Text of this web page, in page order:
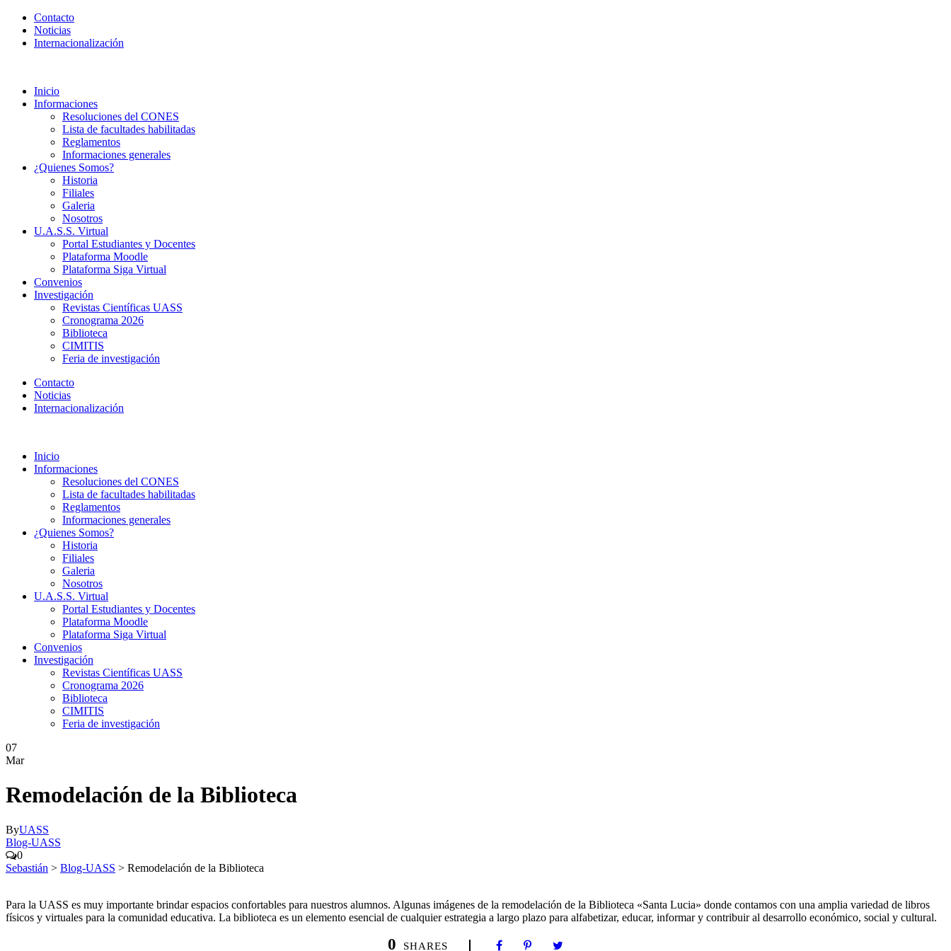
Contacto
Noticias
Internacionalización
Inicio
Informaciones
Resoluciones del CONES
Lista de facultades habilitadas
Reglamentos
Informaciones generales
¿Quienes Somos?
Historia
Filiales
Galeria
Nosotros
U.A.S.S. Virtual
Portal Estudiantes y Docentes
Plataforma Moodle
Plataforma Siga Virtual
Convenios
Investigación
Revistas Científicas UASS
Cronograma 2026
Biblioteca
CIMITIS
Feria de investigación
Contacto
Noticias
Internacionalización
Inicio
Informaciones
Resoluciones del CONES
Lista de facultades habilitadas
Reglamentos
Informaciones generales
¿Quienes Somos?
Historia
Filiales
Galeria
Nosotros
U.A.S.S. Virtual
Portal Estudiantes y Docentes
Plataforma Moodle
Plataforma Siga Virtual
Convenios
Investigación
Revistas Científicas UASS
Cronograma 2026
Biblioteca
CIMITIS
Feria de investigación
07
Mar
Remodelación de la Biblioteca
ByUASS
Blog-UASS
0
Sebastián > Blog-UASS > Remodelación de la Biblioteca
Para la UASS es muy importante brindar espacios confortables para nuestros alumnos. Algunas imágenes de la remodelación de la Biblioteca «Santa Lucia» donde contamos con una amplia variedad de libros
físicos y virtuales para la comunidad educativa. La biblioteca es un elemento esencial de cualquier estrategia a largo plazo para alfabetizar, educar, informar y contribuir al desarrollo económico, social y cultural.
0 SHARES